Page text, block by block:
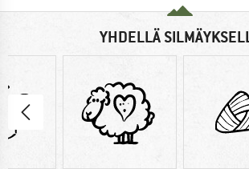
YHDELLÄ